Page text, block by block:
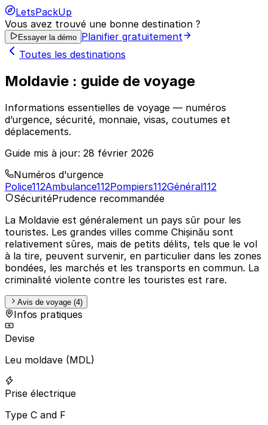
LetsPackUp
Vous avez trouvé une bonne destination ?
Essayer la démo Planifier gratuitement
Toutes les destinations
Moldavie : guide de voyage
Informations essentielles de voyage — numéros
d’urgence, sécurité, monnaie, visas, coutumes et
déplacements.
Guide mis à jour: 28 février 2026
Numéros d'urgence
Police112Ambulance112Pompiers112Général112
SécuritéPrudence recommandée
La Moldavie est généralement un pays sûr pour les
touristes. Les grandes villes comme Chișinău sont
relativement sûres, mais de petits délits, tels que le vol
à la tire, peuvent survenir, en particulier dans les zones
bondées, les marchés et les transports en commun. La
criminalité violente contre les touristes est rare.
Avis de voyage (4)
Infos pratiques
Devise
Leu moldave (MDL)
Prise électrique
Type C and F